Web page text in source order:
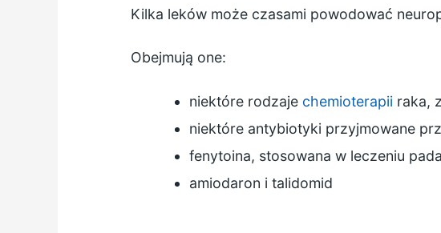
Kilka leków może czasami powodować
Obejmują one:
niektóre rodzaje chemioterapii raka,
niektóre antybiotyki przyjmowane
fenytoina, stosowana w leczeniu
amiodaron i talidomid